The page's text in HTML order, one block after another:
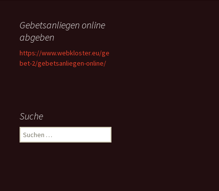
Gebetsanliegen online
abgeben
https://www.webkloster.eu/ge
bet-2/gebetsanliegen-online/
Suche
Suchen
nach: